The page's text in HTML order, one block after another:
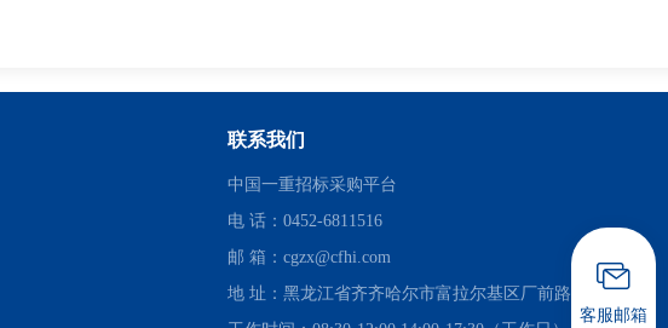
联系我们
中国一重招标采购平台
电 话：0452-6811516
邮 箱：cgzx@cfhi.com
地 址：黑龙江省齐齐哈尔市富拉尔基区厂前路
客服邮箱